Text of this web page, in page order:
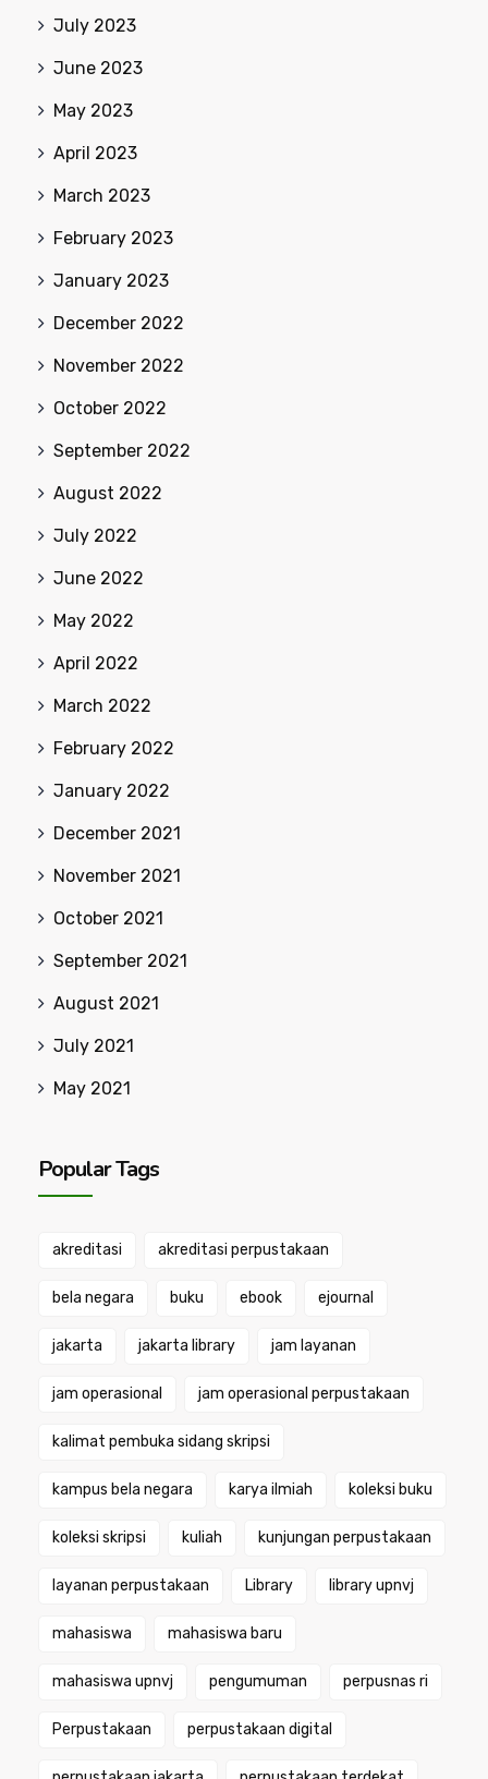
July 2023
June 2023
May 2023
April 2023
March 2023
February 2023
January 2023
December 2022
November 2022
October 2022
September 2022
August 2022
July 2022
June 2022
May 2022
April 2022
March 2022
February 2022
January 2022
December 2021
November 2021
October 2021
September 2021
August 2021
July 2021
May 2021
Popular Tags
akreditasi akreditasi perpustakaan
bela negara buku ebook ejournal
jakarta jakarta library jam layanan
jam operasional jam operasional perpustakaan
kalimat pembuka sidang skripsi
kampus bela negara karya ilmiah koleksi buku
koleksi skripsi kuliah kunjungan perpustakaan
layanan perpustakaan Library library upnvj
mahasiswa mahasiswa baru
mahasiswa upnvj pengumuman perpusnas ri
Perpustakaan perpustakaan digital